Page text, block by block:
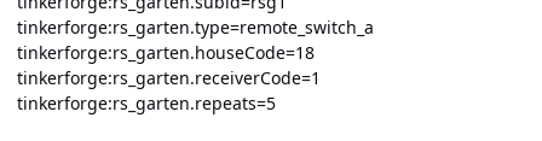
tinkerforge:rs_garten.type=remote_switch_a
tinkerforge:rs_garten.houseCode=18
tinkerforge:rs_garten.receiverCode=1
tinkerforge:rs_garten.repeats=5